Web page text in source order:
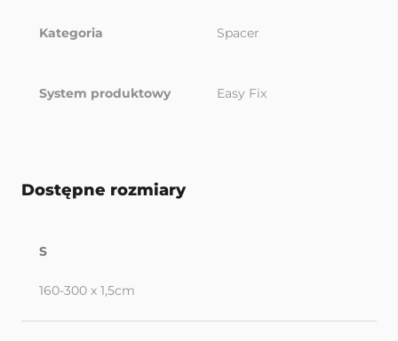
Kategoria Spacer
System produktowy Easy Fix
Dostępne rozmiary
S
160-300 x 1,5cm